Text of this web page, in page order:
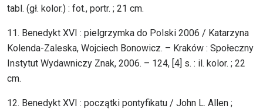
tabl. (gł. kolor.) : fot., portr. ; 21 cm.
11. Benedykt XVI : pielgrzymka do Polski 2006 / Katarzyna
Kolenda-Zaleska, Wojciech Bonowicz. – Kraków : Społeczny
Instytut Wydawniczy Znak, 2006. – 124, [4] s. : il. kolor. ; 22
cm.
12. Benedykt XVI : początki pontyfikatu / John L. Allen ;